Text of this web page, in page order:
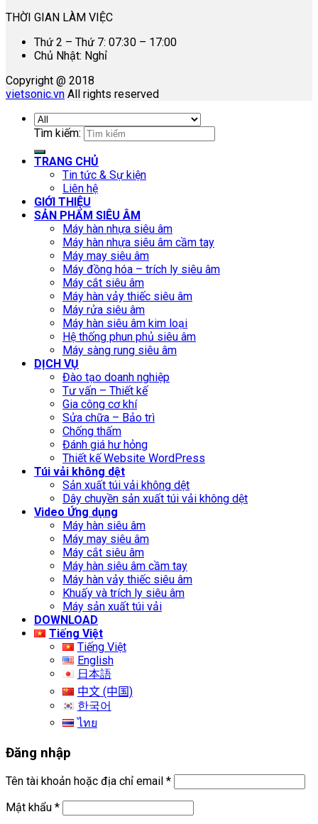
THỜI GIAN LÀM VIỆC
Thứ 2 – Thứ 7: 07:30 – 17:00
Chủ Nhật: Nghỉ
Copyright @ 2018
vietsonic.vn All rights reserved
Tìm kiếm:
TRANG CHỦ
Tin tức & Sự kiện
Liên hệ
GIỚI THIỆU
SẢN PHẨM SIÊU ÂM
Máy hàn nhựa siêu âm
Máy hàn nhựa siêu âm cầm tay
Máy may siêu âm
Máy đồng hóa – trích ly siêu âm
Máy cắt siêu âm
Máy hàn vảy thiếc siêu âm
Máy rửa siêu âm
Máy hàn siêu âm kim loại
Hệ thống phun phủ siêu âm
Máy sàng rung siêu âm
DỊCH VỤ
Đào tạo doanh nghiệp
Tư vấn – Thiết kế
Gia công cơ khí
Sửa chữa – Bảo trì
Chống thấm
Đánh giá hư hỏng
Thiết kế Website WordPress
Túi vải không dệt
Sản xuất túi vải không dệt
Dây chuyền sản xuất túi vải không dệt
Video Ứng dụng
Máy hàn siêu âm
Máy may siêu âm
Máy cắt siêu âm
Máy hàn siêu âm cầm tay
Máy hàn vảy thiếc siêu âm
Khuấy và trích ly siêu âm
Máy sản xuất túi vải
DOWNLOAD
Tiếng Việt
Tiếng Việt
English
日本語
中文 (中国)
한국어
ไทย
Đăng nhập
Tên tài khoản hoặc địa chỉ email *
Mật khẩu *